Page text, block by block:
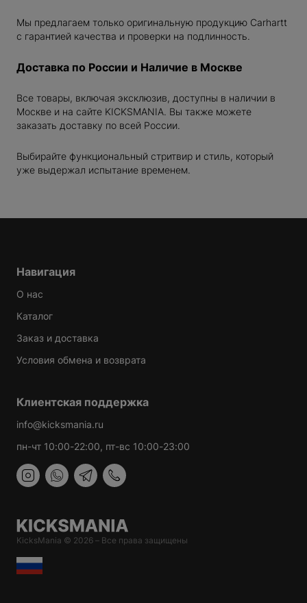
Мы предлагаем только оригинальную продукцию Carhartt
с гарантией качества и проверки на подлинность.
Доставка по России и Наличие в Москве
Все товары, включая эксклюзив, доступны в наличии в
Москве и на сайте KICKSMANIA. Вы также можете
заказать доставку по всей России.
Выбирайте функциональный стритвир и стиль, который
уже выдержал испытание временем.
Навигация
О нас
Каталог
Заказ и доставка
Условия обмена и возврата
Клиентская поддержка
info@kicksmania.ru
пн-чт 10:00-22:00, пт-вс 10:00-23:00
KicksMania © 2026 – Все права защищены